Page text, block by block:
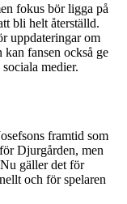
fokus bör ligga på
bli helt återställd.
uppdateringar om
fansen också ge
medier.
framtid som
Djurgården, men
gäller det för
och för spelaren